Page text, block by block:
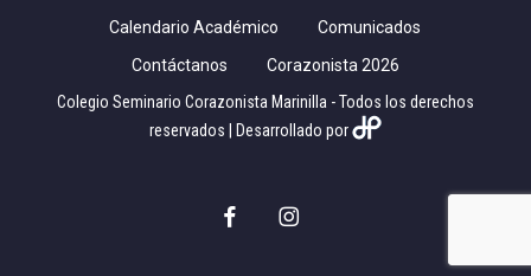
Calendario Académico
Comunicados
Contáctanos
Corazonista 2026
Colegio Seminario Corazonista Marinilla - Todos los derechos
reservados | Desarrollado por
facebookinstagram